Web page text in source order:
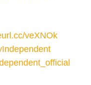
veXNOk